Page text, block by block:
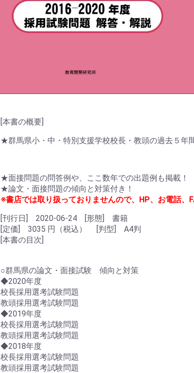
[本書の概要]
★群馬県小・中・特別支援学校校長・教頭の過去５年
★面接問題の問答例や、ここ数年での出題例も掲載！
★論文・面接問題の傾向と対策付き！
※書店では取り扱っておりませんので、HP、お電話、
[刊行日] 2020-06-24 [形態] 書籍
[定価] 3035 円（税込） [判型] A4判
[本書の目次]
○群馬県の論文・面接試験 傾向と対策
◆2020年度
校長採用選考試験問題
教頭採用選考試験問題
◆2019年度
校長採用選考試験問題
教頭採用選考試験問題
◆2018年度
校長採用選考試験問題
教頭採用選考試験問題